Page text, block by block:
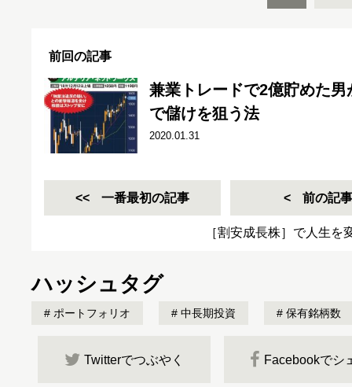
前回の記事
兼業トレードで2億貯めた
で儲けを狙う法
2020.01.31
一番最初の記事 前の記事
［割安成長株］で人生を
ハッシュタグ
ポートフォリオ 中長期投資 保有銘柄数
Twitterでつぶやく Facebookでシ